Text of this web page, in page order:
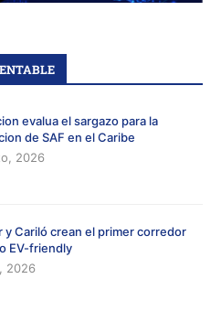
evalua el sargazo para la
de SAF en el Caribe
2026
y Cariló crean el primer corredor
EV-friendly
2026